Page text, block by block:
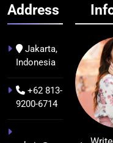
Address
Jakarta,
Indonesia
+62 813-
9200-6714
BERITA
NEWS
Pramuwisata
Dukung
Peningkatan
Resmi